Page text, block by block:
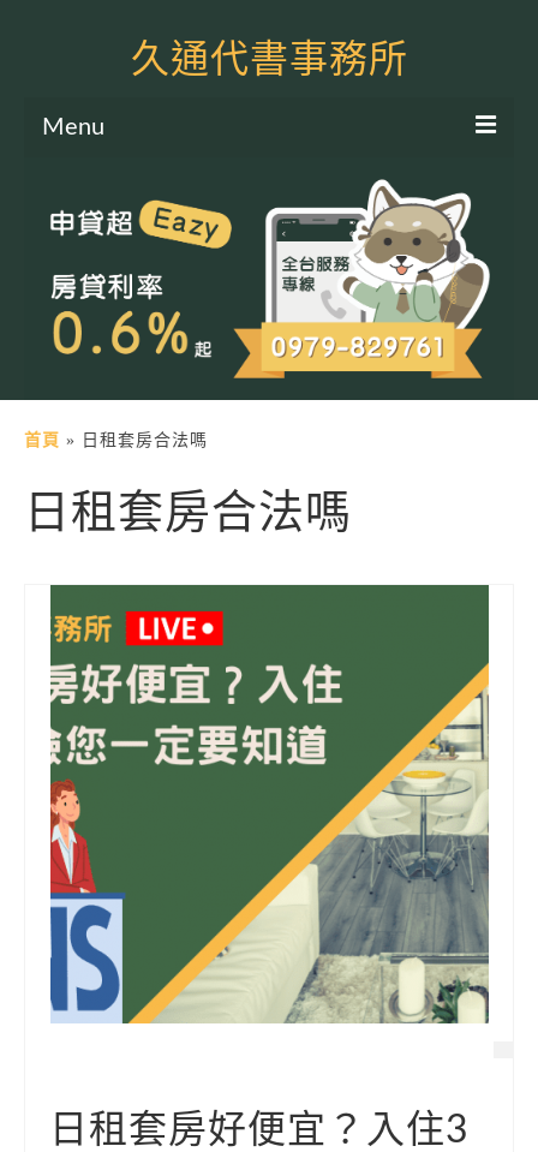
久通代書事務所
Menu
土地二胎申貸
房屋二胎申貸
軍公教貸款
土地貸款
房屋貸款
信用貸款
代書貸款
精選知識
銀行貸款
其他貸款
久通專欄
生活理財
房產Q&A
首頁 » 日租套房合法嗎
日租套房合法嗎
日租套房好便宜？入住3